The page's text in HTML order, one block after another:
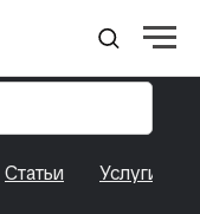
Статьи Услуги